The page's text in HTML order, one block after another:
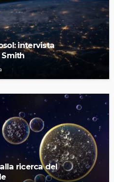
intervista
Smith
ricerca del